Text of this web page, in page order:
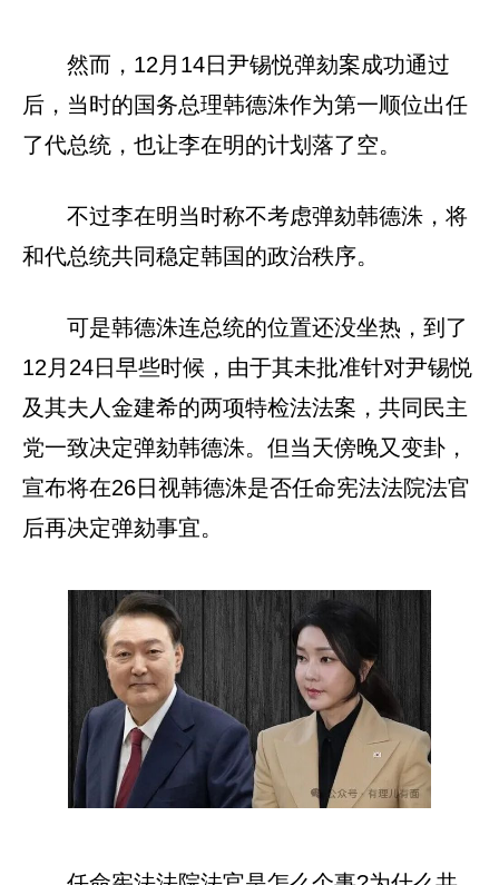
然而，12月14日尹锡悦弹劾案成功通过
后，当时的国务总理韩德洙作为第一顺位出任
了代总统，也让李在明的计划落了空。
不过李在明当时称不考虑弹劾韩德洙，将
和代总统共同稳定韩国的政治秩序。
可是韩德洙连总统的位置还没坐热，到了
12月24日早些时候，由于其未批准针对尹锡悦
及其夫人金建希的两项特检法法案，共同民主
党一致决定弹劾韩德洙。但当天傍晚又变卦，
宣布将在26日视韩德洙是否任命宪法法院法官
后再决定弹劾事宜。